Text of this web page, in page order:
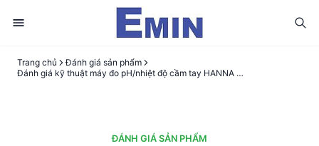
Trang chủ
Đánh giá sản phẩm
Đánh giá kỹ thuật máy đo pH/nhiệt độ cầm tay HANNA HI991001
ĐÁNH GIÁ SẢN PHẨM